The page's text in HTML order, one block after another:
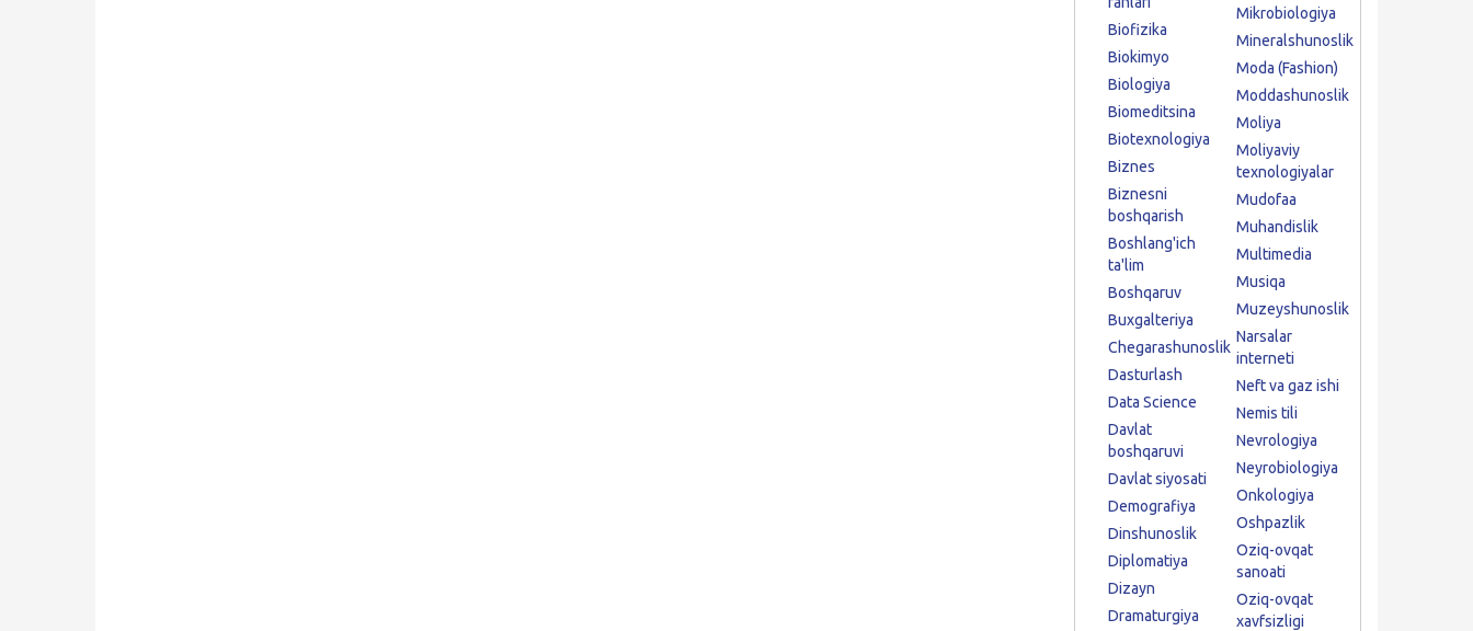
Biofizika
Biokimyo
Biologiya
Biomeditsina
Biotexnologiya
Biznes
Biznesni
boshqarish
Boshlang'ich
ta'lim
Boshqaruv
Buxgalteriya
Chegarashunoslik
Dasturlash
Data Science
Davlat
boshqaruvi
Davlat siyosati
Demografiya
Dinshunoslik
Diplomatiya
Dizayn
Dramaturgiya
Mikrobiologiya
Mineralshunoslik
Moda (Fashion)
Moddashunoslik
Moliya
Moliyaviy
texnologiyalar
Mudofaa
Muhandislik
Multimedia
Musiqa
Muzeyshunoslik
Narsalar
interneti
Neft va gaz ishi
Nemis tili
Nevrologiya
Neyrobiologiya
Onkologiya
Oshpazlik
Oziq-ovqat
sanoati
Oziq-ovqat
xavfsizligi